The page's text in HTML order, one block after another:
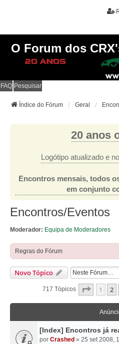
O Forum dos
FAQ Pesquisar
Índice do Fórum Geral
20 anos
Logótipo atualizado e
Encontros mensais, todos
em conjunto
Encontros/Eventos
Moderador: Equipa de Moderadores
Regras do Fórum
Novo Tópico
717 Tópicos Página
1 2
[Index] Encontros já
por Crashed » 25 set 2008,